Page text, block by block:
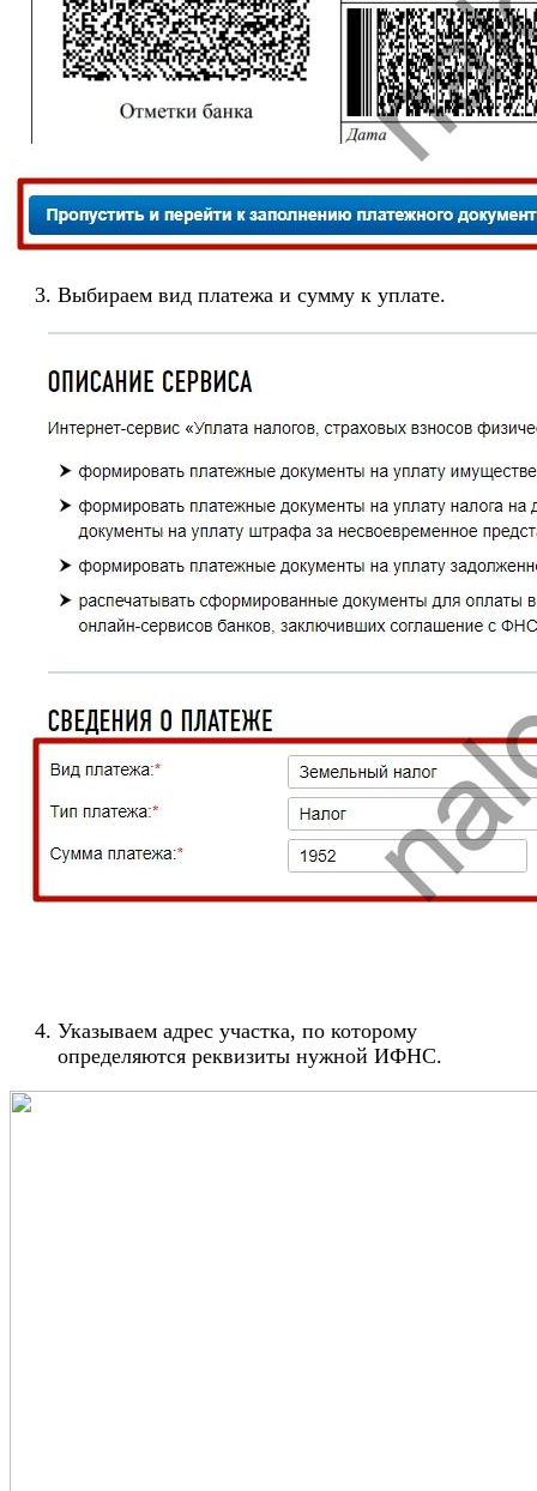
Выбираем вид платежа и сумму к уплате.
Указываем адрес участка, по которому
определяются реквизиты нужной ИФНС.